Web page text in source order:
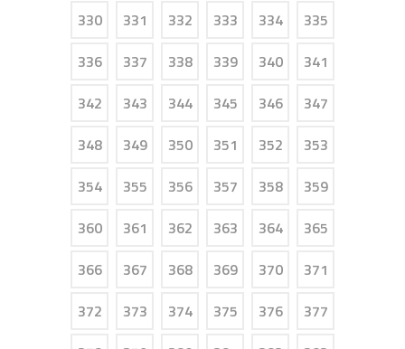
330
331 332 333 334
335
336
337 338 339 340
341
342
343 344 345 346
347
348
349 350 351 352
353
354
355 356 357 358
359
360
361 362 363 364
365
366
367 368 369 370
371
372
373 374 375 376
377